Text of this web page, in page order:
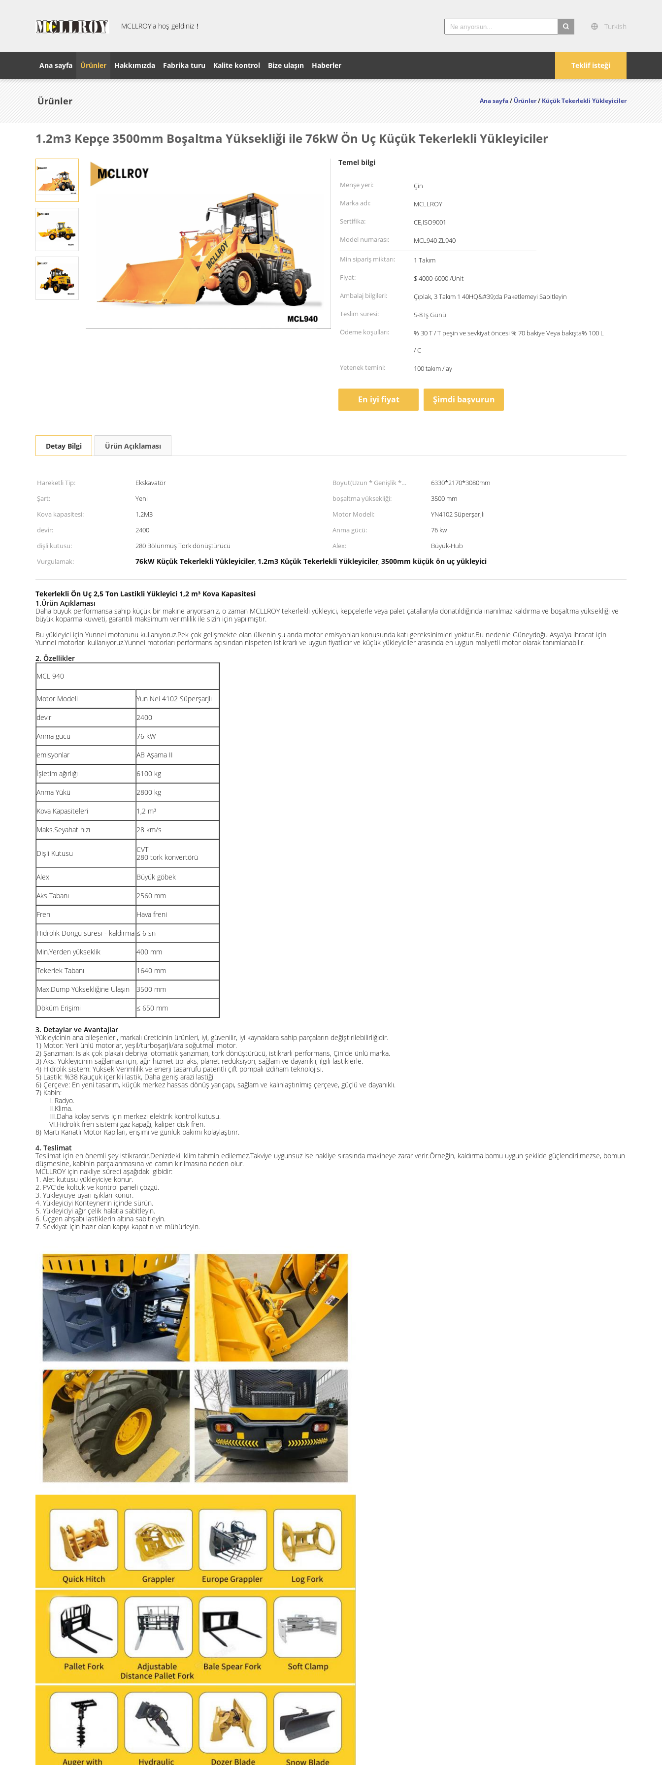
MCLLROY'a hoş geldiniz！
Turkish
Teklif isteği
Ana sayfa Ürünler Hakkımızda Fabrika turu Kalite kontrol Bize ulaşın Haberler
Ürünler Ana sayfa/Ürünler/Küçük Tekerlekli Yükleyiciler
1.2m3 Kepçe 3500mm Boşaltma Yüksekliği ile 76kW Ön Uç Küçük Tekerlekli Yükleyiciler
Temel bilgi
Menşe yeri:
Çin
Marka adı:
MCLLROY
Sertifika:
CE,ISO9001
Model numarası:
MCL940 ZL940
Min sipariş miktarı:
1 Takım
Fiyat:
$ 4000-6000 /Unit
Ambalaj bilgileri:
Çıplak, 3 Takım 1 40HQ&#39;da Paketlemeyi Sabitleyin
Teslim süresi:
5-8 İş Günü
Ödeme koşulları:
% 30 T / T peşin ve sevkiyat öncesi % 70 bakiye Veya bakışta% 100 L
/ C
Yetenek temini:
100 takım / ay
En iyi fiyat Şimdi başvurun
Detay Bilgi Ürün Açıklaması
Hareketli Tip: Ekskavatör
Boyut(Uzun * Genişlik *
Yüksek):
6330*2170*3080mm
Şart:
Yeni boşaltma yüksekliği:
3500 mm
Kova kapasitesi:
1.2M3 Motor Modeli:
YN4102 Süperşarjlı
devir:
2400 Anma gücü:
76 kw
dişli kutusu:
280 Bölünmüş Tork dönüştürücü Alex:
Büyük-Hub
Vurgulamak:
76kW Küçük Tekerlekli Yükleyiciler, 1.2m3 Küçük Tekerlekli Yükleyiciler, 3500mm küçük ön uç yükleyici
Tekerlekli Ön Uç 2,5 Ton Lastikli Yükleyici 1,2 m³ Kova Kapasitesi
1.Ürün Açıklaması
Daha büyük performansa sahip küçük bir makine arıyorsanız, o zaman MCLLROY tekerlekli yükleyici, kepçelerle veya palet çatallarıyla donatıldığında inanılmaz kaldırma ve boşaltma yüksekliği ve
büyük koparma kuvveti, garantili maksimum verimlilik ile sizin için yapılmıştır.
Bu yükleyici için Yunnei motorunu kullanıyoruz.Pek çok gelişmekte olan ülkenin şu anda motor emisyonları konusunda katı gereksinimleri yoktur.Bu nedenle Güneydoğu Asya'ya ihracat için
Yunnei motorları kullanıyoruz.Yunnei motorları performans açısından nispeten istikrarlı ve uygun fiyatlıdır ve küçük yükleyiciler arasında en uygun maliyetli motor olarak tanımlanabilir.
2. Özellikler
MCL 940
Motor Modeli
Yun Nei 4102 Süperşarjlı
devir
2400
Anma gücü
76 kW
emisyonlar
AB Aşama II
İşletim ağırlığı
6100 kg
Anma Yükü
2800 kg
Kova Kapasiteleri
1,2 m³
Maks.Seyahat hızı
28 km/s
Dişli Kutusu
CVT
280 tork konvertörü
Alex
Büyük göbek
Aks Tabanı
2560 mm
Fren
Hava freni
Hidrolik Döngü süresi - kaldırma ≤ 6 sn
Min.Yerden yükseklik
400 mm
Tekerlek Tabanı
1640 mm
Max.Dump Yüksekliğine Ulaşın
3500 mm
Döküm Erişimi
≤ 650 mm
3. Detaylar ve Avantajlar
Yükleyicinin ana bileşenleri, markalı üreticinin ürünleri, iyi, güvenilir, iyi kaynaklara sahip parçaların değiştirilebilirliğidir.
1) Motor: Yerli ünlü motorlar, yeşil/turboşarjlı/ara soğutmalı motor.
2) Şanzıman: Islak çok plakalı debriyaj otomatik şanzıman, tork dönüştürücü, istikrarlı performans, Çin'de ünlü marka.
3) Aks: Yükleyicinin sağlaması için, ağır hizmet tipi aks, planet redüksiyon, sağlam ve dayanıklı, ilgili lastiklerle.
4) Hidrolik sistem: Yüksek Verimlilik ve enerji tasarrufu patentli çift pompalı izdiham teknolojisi.
5) Lastik: %38 Kauçuk içerikli lastik, Daha geniş arazi lastiği
6) Çerçeve: En yeni tasarım, küçük merkez hassas dönüş yarıçapı, sağlam ve kalınlaştırılmış çerçeve, güçlü ve dayanıklı.
7) Kabin:
I. Radyo.
II.Klima.
III.Daha kolay servis için merkezi elektrik kontrol kutusu.
VI.Hidrolik fren sistemi gaz kapağı, kaliper disk fren.
8) Martı Kanatlı Motor Kapıları, erişimi ve günlük bakımı kolaylaştırır.
4. Teslimat
Teslimat için en önemli şey istikrardır.Denizdeki iklim tahmin edilemez.Takviye uygunsuz ise nakliye sırasında makineye zarar verir.Örneğin, kaldırma bomu uygun şekilde güçlendirilmezse, bomun
düşmesine, kabinin parçalanmasına ve camın kırılmasına neden olur.
MCLLROY için nakliye süreci aşağıdaki gibidir:
1. Alet kutusu yükleyiciye konur.
2. PVC'de koltuk ve kontrol paneli çözgü.
3. Yükleyiciye uyarı ışıkları konur.
4. Yükleyiciyi Konteynerin içinde sürün.
5. Yükleyiciyi ağır çelik halatla sabitleyin.
6. Üçgen ahşabı lastiklerin altına sabitleyin.
7. Sevkiyat için hazır olan kapıyı kapatın ve mühürleyin.